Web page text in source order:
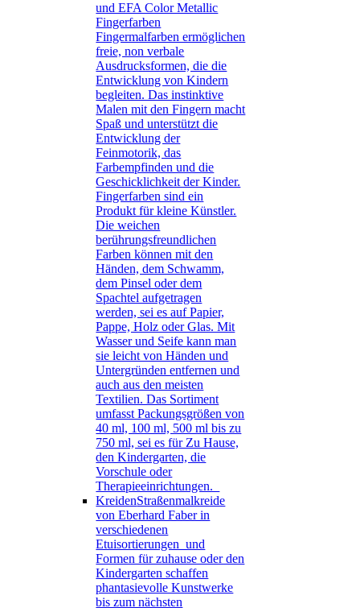
und EFA Color Metallic
Fingerfarben
Fingermalfarben ermöglichen
freie, non verbale
Ausdrucksformen, die die
Entwicklung von Kindern
begleiten. Das instinktive
Malen mit den Fingern macht
Spaß und unterstützt die
Entwicklung der
Feinmotorik, das
Farbempfinden und die
Geschicklichkeit der Kinder.
Fingerfarben sind ein
Produkt für kleine Künstler.
Die weichen
berührungsfreundlichen
Farben können mit den
Händen, dem Schwamm,
dem Pinsel oder dem
Spachtel aufgetragen
werden, sei es auf Papier,
Pappe, Holz oder Glas. Mit
Wasser und Seife kann man
sie leicht von Händen und
Untergründen entfernen und
auch aus den meisten
Textilien. Das Sortiment
umfasst Packungsgrößen von
40 ml, 100 ml, 500 ml bis zu
750 ml, sei es für Zu Hause,
den Kindergarten, die
Vorschule oder
Therapieeinrichtungen.
KreidenStraßenmalkreide
von Eberhard Faber in
verschiedenen
Etuisortierungen und
Formen für zuhause oder den
Kindergarten schaffen
phantasievolle Kunstwerke
bis zum nächsten